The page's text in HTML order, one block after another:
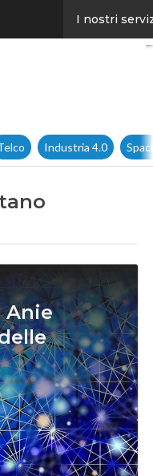
I nostri
Industria 4.0
Anie